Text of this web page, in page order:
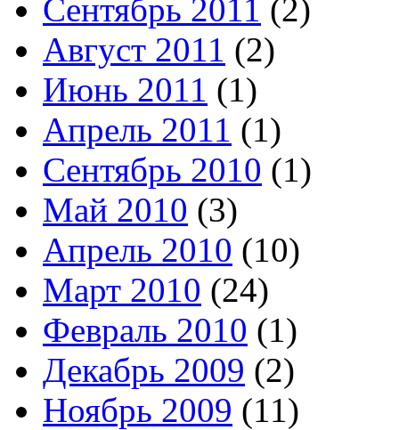
Сентябрь 2011 (2)
Август 2011 (2)
Июнь 2011 (1)
Апрель 2011 (1)
Сентябрь 2010 (1)
Май 2010 (3)
Апрель 2010 (10)
Март 2010 (24)
Февраль 2010 (1)
Декабрь 2009 (2)
Ноябрь 2009 (11)